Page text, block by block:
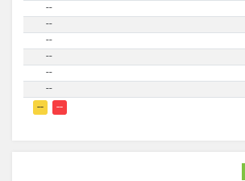
--
--
--
--
--
--
--
--